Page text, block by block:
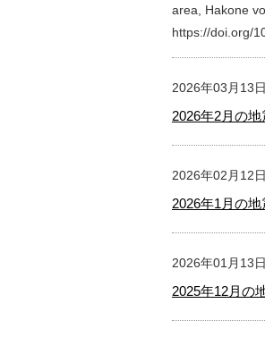
area, Hakone
https://doi.org/
2026年03月13日
2026年2月の地
2026年02月12日
2026年1月の地
2026年01月13日
2025年12月の